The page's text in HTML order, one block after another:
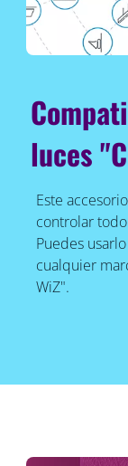
luces
Este
controlar
Puedes
cualquier
WiZ".